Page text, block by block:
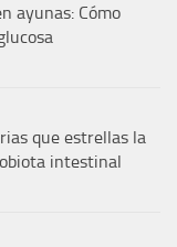
ayunas: Cómo
que estrellas la
intestinal